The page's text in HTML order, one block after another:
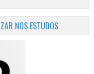
NOS ESTUDOS